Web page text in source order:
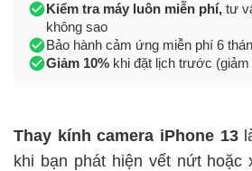
Kiểm tra máy luôn miễn phí, tư
không sao
Bảo hành cảm ứng miễn phí 6
Giảm 10% khi đặt lịch trước (giảm
Thay kính camera iPhone 13
khi bạn phát hiện vết nứt hoặc